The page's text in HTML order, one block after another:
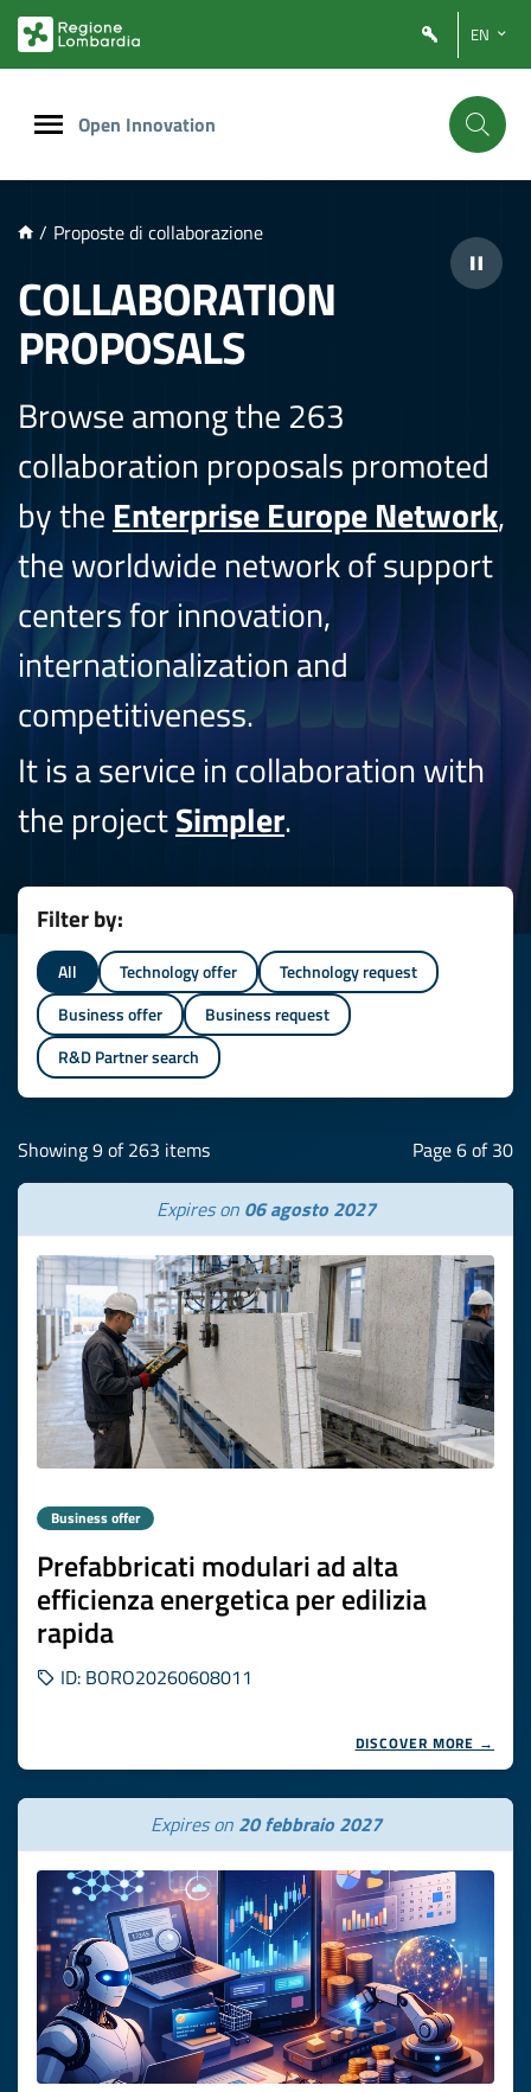
PRINCIPALE
EN
Open Innovation
/ Proposte di collaborazione
COLLABORATION
PROPOSALS
Browse among the 263
collaboration proposals promoted
by the Enterprise Europe Network,
the worldwide network of support
centers for innovation,
internationalization and
competitiveness.
It is a service in collaboration with
the projectSimpler.
Filter by:
All Technology offer
Technology request
Business offer
Business request
R&D Partner search
Showing 9 of 263 items Page 6 of 30
Expires on 06 agosto 2027
Business offer
Prefabbricati modulari ad alta
efficienza energetica per edilizia
rapida
ID: BORO20260608011
DISCOVER MORE →
Expires on 20 febbraio 2027